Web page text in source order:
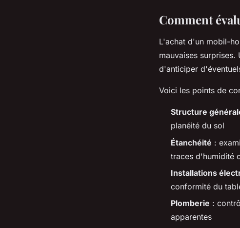
Comment
L'achat d'un mobil-
mauvaises
d'anticiper
Voici les points de
Structure
planéité du sol
Étanchéité :
traces d'humidité
Installations
conformité du
Plomberie :
apparentes